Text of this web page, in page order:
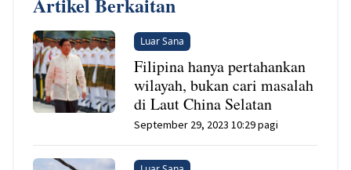
Luar Sana
Filipina hanya pertahankan
wilayah, bukan cari masalah
di Laut China Selatan
September 29, 2023 10:29 pagi